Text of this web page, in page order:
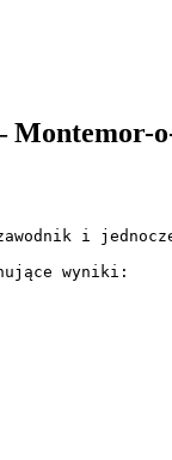
Montemor-
i
wyniki: